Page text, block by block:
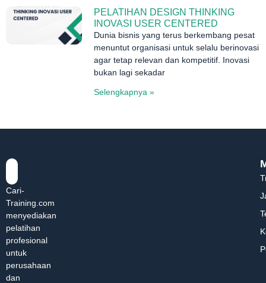
PELATIHAN DESIGN THINKING
INOVASI USER CENTERED
Dunia bisnis yang terus berkembang pesat
menuntut organisasi untuk selalu berinovasi
agar tetap relevan dan kompetitif. Inovasi
bukan lagi sekadar
Selengkapnya »
Cari-
Training.com
menyediakan
pelatihan
profesional
untuk
perusahaan
dan